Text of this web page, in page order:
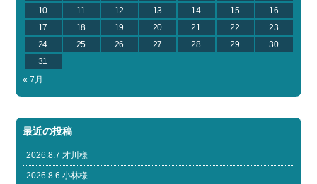
10
11 12 13 14 15
16
17
18 19 20 21 22
23
24
25 26 27 28 29
30
31
« 7月
最近の投稿
2026.8.7 才川様
2026.8.6 小林様